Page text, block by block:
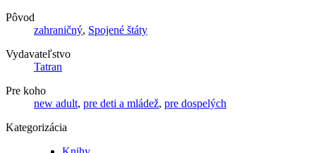
Pôvod
zahraničný, Spojené štáty
Vydavateľstvo
Tatran
Pre koho
new adult, pre deti a mládež, pre dospelých
Kategorizácia